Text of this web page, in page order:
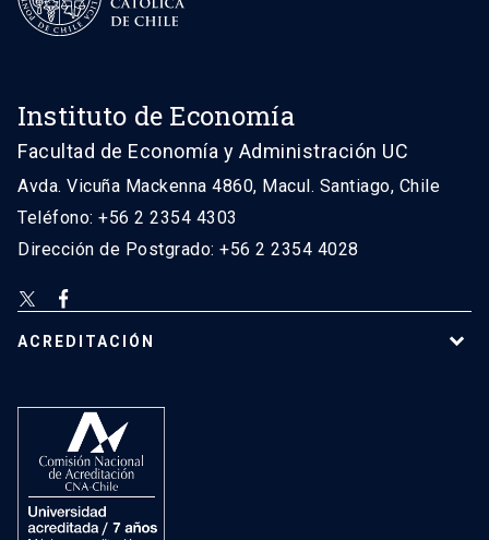
Instituto de Economía
Facultad de Economía y Administración UC
Avda. Vicuña Mackenna 4860, Macul. Santiago, Chile
Teléfono: +56 2 2354 4303
Dirección de Postgrado: +56 2 2354 4028
ACREDITACIÓN